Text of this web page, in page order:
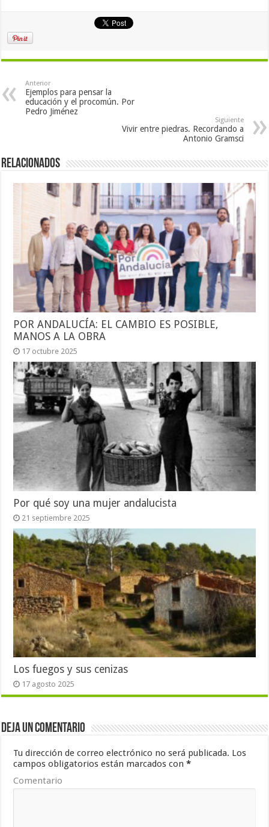
Anterior
Ejemplos para pensar la
educación y el procomún. Por
Pedro Jiménez
Siguiente
Vivir entre piedras. Recordando a
Antonio Gramsci
Relacionados
POR ANDALUCÍA: EL CAMBIO ES POSIBLE,
MANOS A LA OBRA
17 octubre 2025
Por qué soy una mujer andalucista
21 septiembre 2025
Los fuegos y sus cenizas
17 agosto 2025
Deja un comentario
Tu dirección de correo electrónico no será publicada. Los
campos obligatorios están marcados con*
Comentario